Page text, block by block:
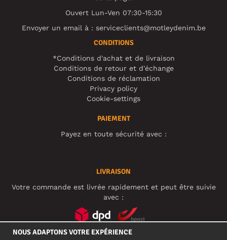
Ouvert Lun-Ven 07:30-15:30
Envoyer un email à : serviceclients@motleydenim.be
CONDITIONS
*Conditions d'achat et de livraison
Conditions de retour et d'échange
Conditions de réclamation
Privacy policy
Cookie-settings
PAIEMENT
Payez en toute sécurité avec :
LIVRAISON
Votre commande est livrée rapidement et peut être suivie
avec :
NOUS ADAPTONS VOTRE EXPÉRIENCE